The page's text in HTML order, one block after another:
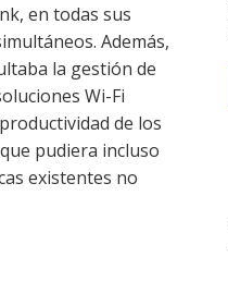
en todas sus
Además,
la gestión de
Wi-Fi
de los
pudiera incluso
existentes no